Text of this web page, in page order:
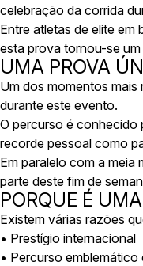
celebração da corrida
Entre atletas de elite
esta prova tornou-se
UMA PROVA
Um dos momentos
durante este evento.
O percurso é conhecido
recorde pessoal como
Em paralelo com a meia
parte deste fim de
PORQUE É
Existem várias razões
• Prestígio internacional
• Percurso